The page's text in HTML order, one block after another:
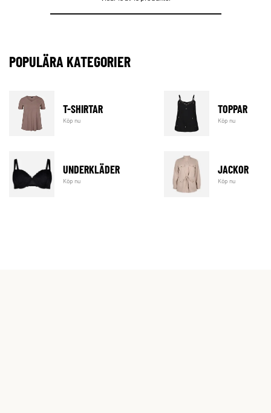
POPULÄRA KATEGORIER
T-SHIRTAR
Köp nu
TOPPAR
Köp nu
UNDERKLÄDER
Köp nu
JACKOR
Köp nu